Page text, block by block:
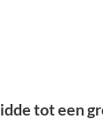
tot een